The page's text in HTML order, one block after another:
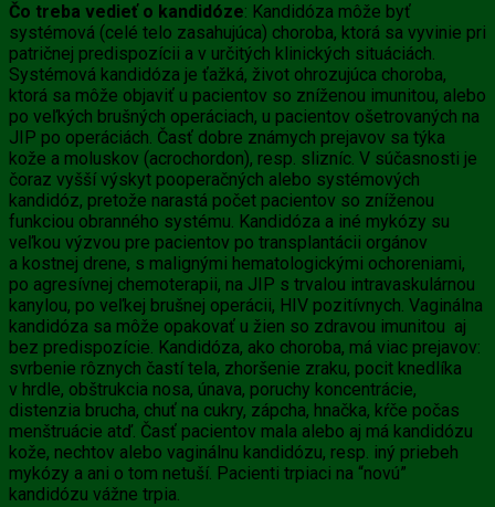
Čo treba vedieť o kandidóze: Kandidóza môže byť
systémová (celé telo zasahujúca) choroba, ktorá sa vyvinie pri
patričnej predispozícii a v určitých klinických situáciách.
Systémová kandidóza je ťažká, život ohrozujúca choroba,
ktorá sa môže objaviť u pacientov so zníženou imunitou, alebo
po veľkých brušných operáciach, u pacientov ošetrovaných na
JIP po operáciách. Časť dobre známych prejavov sa týka
kože a moluskov (acrochordon), resp. slizníc. V súčasnosti je
čoraz vyšší výskyt pooperačných alebo systémových
kandidóz, pretože narastá počet pacientov so zníženou
funkciou obranného systému. Kandidóza a iné mykózy su
veľkou výzvou pre pacientov po transplantácii orgánov
a kostnej drene, s malignými hematologickými ochoreniami,
po agresívnej chemoterapii, na JIP s trvalou intravaskulárnou
kanylou, po veľkej brušnej operácii, HIV pozitívnych. Vaginálna
kandidóza sa môže opakovať u žien so zdravou imunitou aj
bez predispozície. Kandidóza, ako choroba, má viac prejavov:
svrbenie rôznych častí tela, zhoršenie zraku, pocit knedlíka
v hrdle, obštrukcia nosa, únava, poruchy koncentrácie,
distenzia brucha, chuť na cukry, zápcha, hnačka, kŕče počas
menštruácie atď. Časť pacientov mala alebo aj má kandidózu
kože, nechtov alebo vaginálnu kandidózu, resp. iný priebeh
mykózy a ani o tom netuší. Pacienti trpiaci na “novú”
kandidózu vážne trpia.